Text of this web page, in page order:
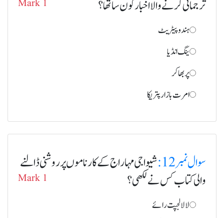
ترجمانی کرنے والا اخبار کون سا تھا؟
Mark 1
ہندو پیٹریٹ
ینگ انڈیا
پربھاکر
امرت بازار پتریکا
سوال نمبر 12:
شیواجی مہاراج کے کارناموں پر روشنی ڈالنے
والی کتاب کس نے لکھی؟
Mark 1
لالا لجپت رائے